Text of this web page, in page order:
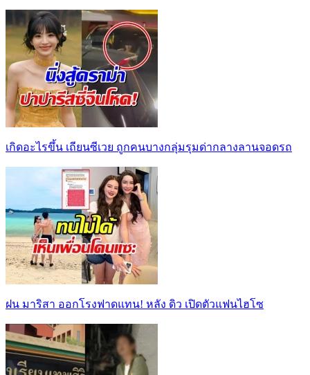
เกิดอะไรขึ้น เถียนซีเวย ถูกคนบางกลุ่มรุมด่ากลางลานจอดรถ
ฝน มาริสา ออกโรงฟาดแทน! หลัง ดิว เปิดตัวแฟนไฮโซ